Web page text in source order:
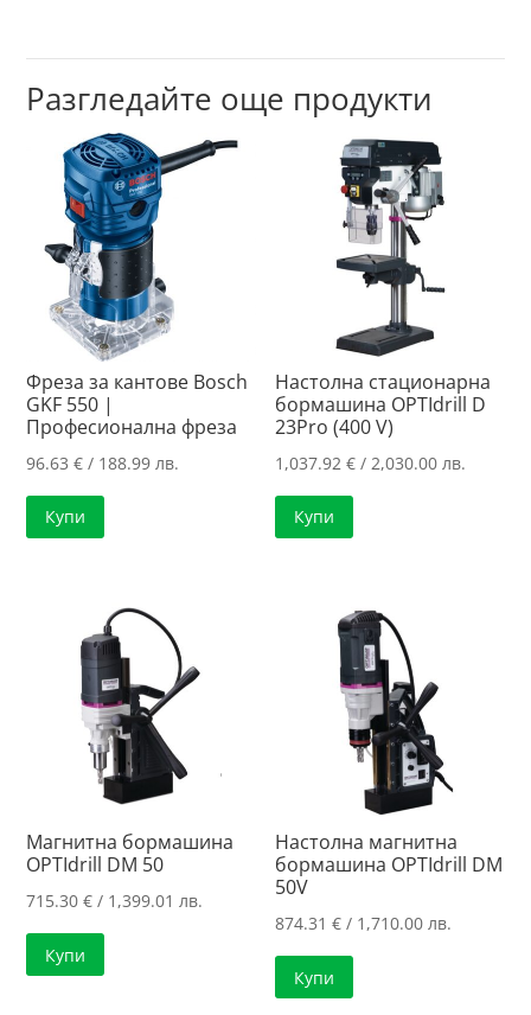
Разгледайте още продукти
Фреза за кантове Bosch
GKF 550 |
Професионална фреза
96.63€ / 188.99 лв.
Купи
Настолна стационарна
бормашина OPTIdrill D
23Pro (400 V)
1,037.92€ / 2,030.00 лв.
Купи
Магнитна бормашина
OPTIdrill DM 50
715.30€ / 1,399.01 лв.
Купи
Настолна магнитна
бормашина OPTIdrill DM
50V
874.31€ / 1,710.00 лв.
Купи